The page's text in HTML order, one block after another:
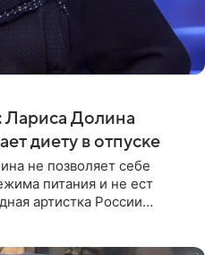
Лариса Долина
диету в отпуске
не позволяет себе
питания и не ест
артистка России